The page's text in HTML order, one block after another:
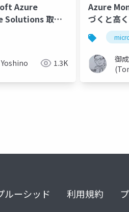
Azure
取得
1.3K
Azure
づくと高
御
ルーシッド 利用規約